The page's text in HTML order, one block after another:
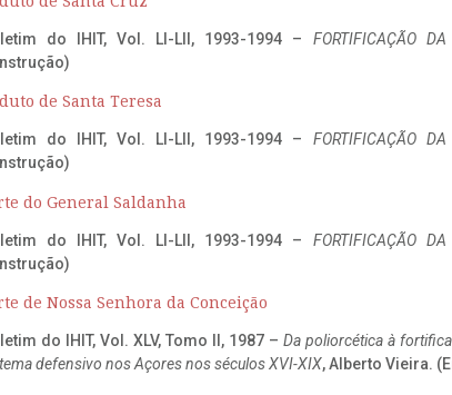
do IHIT, Vol. LI-LII, 1993-1994 – FORTIFICAÇÃO
de Santa Teresa
do IHIT, Vol. LI-LII, 1993-1994 – FORTIFICAÇÃO
do General Saldanha
do IHIT, Vol. LI-LII, 1993-1994 – FORTIFICAÇÃO
de Nossa Senhora da Conceição
do IHIT, Vol. XLV, Tomo II, 1987 – Da poliorcética à
defensivo nos Açores nos séculos XVI-XIX, Alberto Vieira.